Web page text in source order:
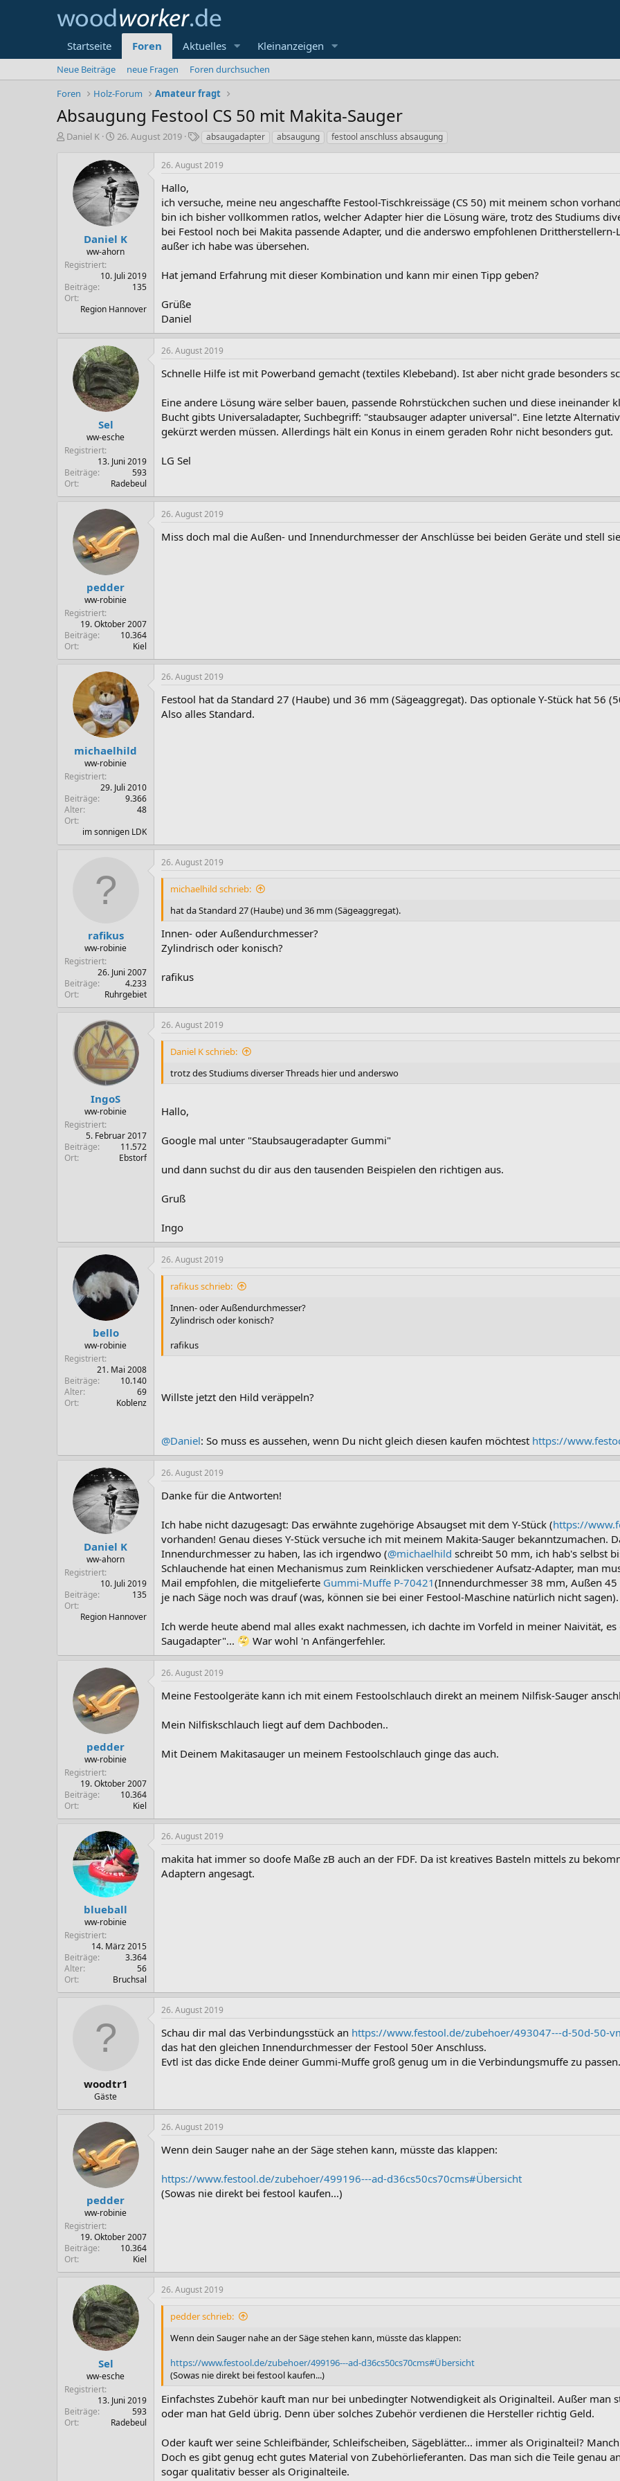
Startseite Foren Aktuelles Kleinanzeigen
Neue Beiträge neue Fragen
Foren durchsuchen
Foren
Holz-Forum Amateur fragt
Absaugung Festool CS 50 mit Makita-Sauger
E
Daniel K
E
s
t
e
l
l
t
a
m
26. August 2019
S
h
g
w
o
r
t
absaugadapter absaugung festool anschluss absaugung
Daniel K
ww-ahorn
Registriert
10. Juli 2019
Beiträge
135
Ort
Region Hannover
26. August 2019
Hallo,
ich versuche, meine neu angeschaffte Festool-Tischkreissäge (CS 50) mit meinem schon
bin ich bisher vollkommen ratlos, welcher Adapter hier die Lösung wäre, trotz des Studiums
bei Festool noch bei Makita passende Adapter, und die anderswo empfohlenen
außer ich habe was übersehen.
Hat jemand Erfahrung mit dieser Kombination und kann mir einen Tipp geben?
Grüße
Daniel
Sel
ww-esche
Registriert
13. Juni 2019
Beiträge
593
Ort
Radebeul
26. August 2019
Schnelle Hilfe ist mit Powerband gemacht (textiles Klebeband). Ist aber nicht grade besonders
Eine andere Lösung wäre selber bauen, passende Rohrstückchen suchen und diese ineinander
Bucht gibts Universaladapter, Suchbegriff: "staubsauger adapter universal". Eine letzte
gekürzt werden müssen. Allerdings hält ein Konus in einem geraden Rohr nicht besonders gut.
LG Sel
pedder
ww-robinie
Registriert
19. Oktober 2007
Beiträge
10.364
Ort
Kiel
26. August 2019
Miss doch mal die Außen- und Innendurchmesser der Anschlüsse bei beiden Geräte und stell
michaelhild
ww-robinie
Registriert
29. Juli 2010
Beiträge
9.366
Alter
48
Ort
im sonnigen LDK
26. August 2019
Festool hat da Standard 27 (Haube) und 36 mm (Sägeaggregat). Das optionale Y-Stück hat 56
Also alles Standard.
rafikus
ww-robinie
Registriert
26. Juni 2007
Beiträge
4.233
Ort
Ruhrgebiet
26. August 2019
michaelhild schrieb:
hat da Standard 27 (Haube) und 36 mm (Sägeaggregat).
Innen- oder Außendurchmesser?
Zylindrisch oder konisch?
rafikus
IngoS
ww-robinie
Registriert
5. Februar 2017
Beiträge
11.572
Ort
Ebstorf
26. August 2019
Daniel K schrieb:
trotz des Studiums diverser Threads hier und anderswo
Hallo,
Google mal unter "Staubsaugeradapter Gummi"
und dann suchst du dir aus den tausenden Beispielen den richtigen aus.
Gruß
Ingo
bello
ww-robinie
Registriert
21. Mai 2008
Beiträge
10.140
Alter
69
Ort
Koblenz
26. August 2019
rafikus schrieb:
Innen- oder Außendurchmesser?
Zylindrisch oder konisch?
rafikus
Willste jetzt den Hild veräppeln?
@Daniel: So muss es aussehen, wenn Du nicht gleich diesen kaufen möchtest https://
Daniel K
ww-ahorn
Registriert
10. Juli 2019
Beiträge
135
Ort
Region Hannover
26. August 2019
Danke für die Antworten!
Ich habe nicht dazugesagt: Das erwähnte zugehörige Absaugset mit dem Y-Stück (https://
vorhanden! Genau dieses Y-Stück versuche ich mit meinem Makita-Sauger bekanntzumachen.
Innendurchmesser zu haben, las ich irgendwo (@michaelhild schreibt 50 mm, ich hab's selbst
Schlauchende hat einen Mechanismus zum Reinklicken verschiedener Aufsatz-Adapter, man
Mail empfohlen, die mitgelieferte Gummi-Muffe P-70421(Innendurchmesser 38 mm, Außen
je nach Säge noch was drauf (was, können sie bei einer Festool-Maschine natürlich nicht sagen).
Ich werde heute abend mal alles exakt nachmessen, ich dachte im Vorfeld in meiner Naivität,
Saugadapter"...
War wohl 'n Anfängerfehler.
pedder
ww-robinie
Registriert
19. Oktober 2007
Beiträge
10.364
Ort
Kiel
26. August 2019
Meine Festoolgeräte kann ich mit einem Festoolschlauch direkt an meinem Nilfisk-Sauger
Mein Nilfiskschlauch liegt auf dem Dachboden..
Mit Deinem Makitasauger un meinem Festoolschlauch ginge das auch.
blueball
ww-robinie
Registriert
14. März 2015
Beiträge
3.364
Alter
56
Ort
Bruchsal
26. August 2019
makita hat immer so doofe Maße zB auch an der FDF. Da ist kreatives Basteln mittels zu
Adaptern angesagt.
woodtr1
Gäste
26. August 2019
Schau dir mal das Verbindungsstück an https://www.festool.de/zubehoer/493047---d-50d-50-
das hat den gleichen Innendurchmesser der Festool 50er Anschluss.
Evtl ist das dicke Ende deiner Gummi-Muffe groß genug um in die Verbindungsmuffe zu
pedder
ww-robinie
Registriert
19. Oktober 2007
Beiträge
10.364
Ort
Kiel
26. August 2019
Wenn dein Sauger nahe an der Säge stehen kann, müsste das klappen:
https://www.festool.de/zubehoer/499196---ad-d36cs50cs70cms#Übersicht
(Sowas nie direkt bei festool kaufen...)
Sel
ww-esche
Registriert
13. Juni 2019
Beiträge
593
Ort
Radebeul
26. August 2019
pedder schrieb:
Wenn dein Sauger nahe an der Säge stehen kann, müsste das klappen:
https://www.festool.de/zubehoer/499196---ad-d36cs50cs70cms#Übersicht
(Sowas nie direkt bei festool kaufen...)
Einfachstes Zubehör kauft man nur bei unbedingter Notwendigkeit als Originalteil. Außer man
oder man hat Geld übrig. Denn über solches Zubehör verdienen die Hersteller richtig Geld.
Oder kauft wer seine Schleifbänder, Schleifscheiben, Sägeblätter... immer als Originalteil?
Doch es gibt genug echt gutes Material von Zubehörlieferanten. Das man sich die Teile genau
sogar qualitativ besser als Originalteile.